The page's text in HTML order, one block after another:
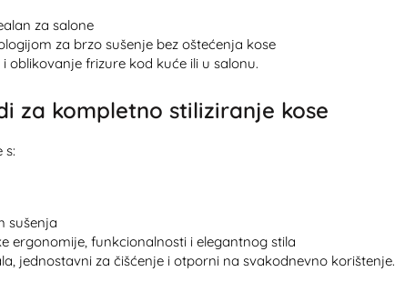
za salone
za brzo sušenje bez oštećenja kose
oblikovanje frizure kod kuće ili u salonu.
za kompletno stiliziranje kose
s:
sušenja
ergonomije, funkcionalnosti i elegantnog stila
jednostavni za čišćenje i otporni na svakodnevno korištenje.